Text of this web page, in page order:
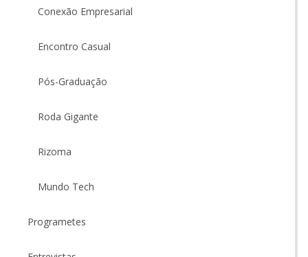
Conexão Empresarial
Encontro Casual
Pós-Graduação
Roda Gigante
Rizoma
Mundo Tech
Programetes